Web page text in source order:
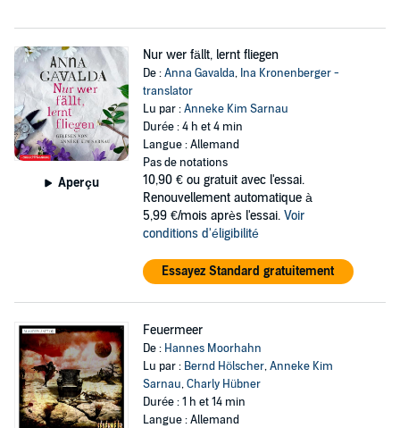
Aperçu
Nur wer fällt, lernt fliegen
De :Anna Gavalda, Ina Kronenberger -
translator
Lu par :Anneke Kim Sarnau
Durée : 4 h et 4 min
Langue : Allemand
Pas de notations
10,90 € ou gratuit avec l'essai.
Renouvellement automatique à
5,99 €/mois après l'essai. Voir
conditions d'éligibilité
Essayez Standard gratuitement
Feuermeer
De : Hannes Moorhahn
Lu par : Bernd Hölscher,Anneke Kim
Sarnau,Charly Hübner
Durée : 1 h et 14 min
Langue : Allemand